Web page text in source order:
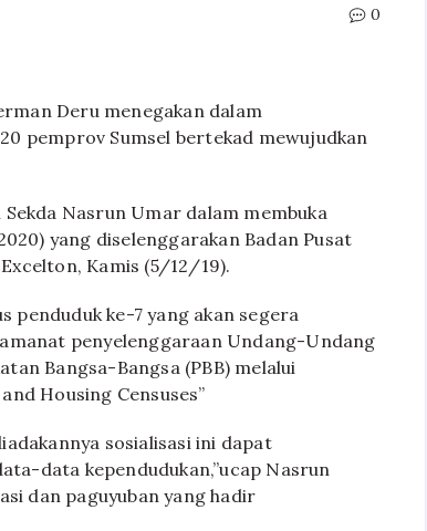
0
Deru menegakan dalam
pemprov Sumsel bertekad mewujudkan
Nasrun Umar dalam membuka
yang diselenggarakan Badan Pusat
Kamis (5/12/19).
penduduk ke-7 yang akan segera
penyelenggaraan Undang-Undang
Bangsa-Bangsa (PBB) melalui
Housing Censuses”
sosialisasi ini dapat
data kependudukan,”ucap Nasrun
dan paguyuban yang hadir